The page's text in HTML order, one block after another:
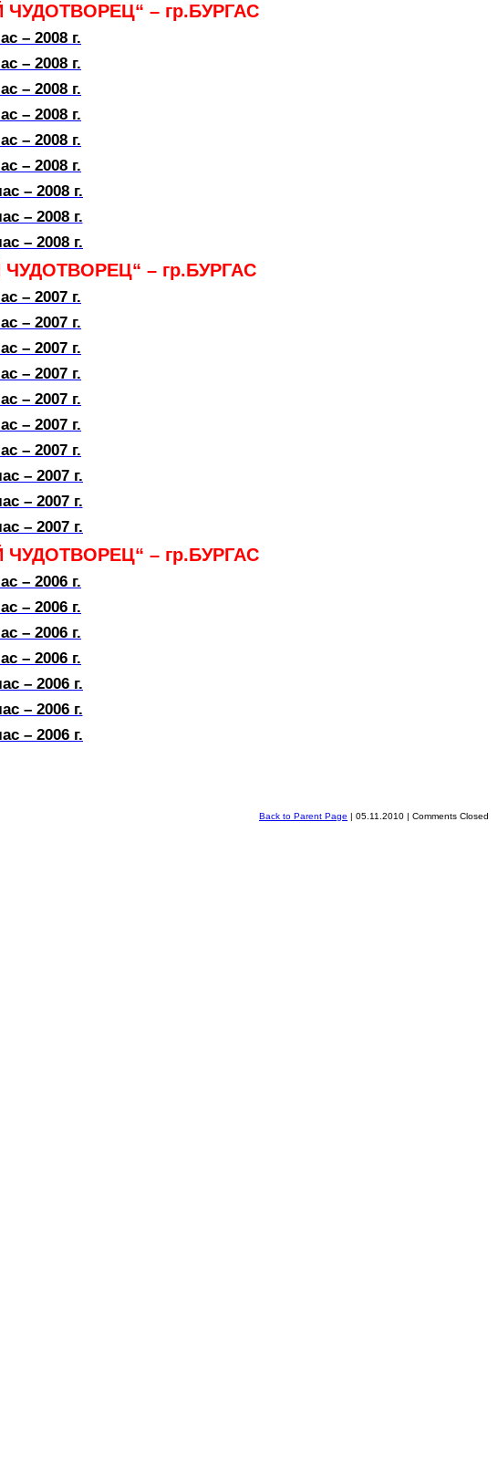
– гр.БУРГАС
– 2008 г.
– 2008 г.
– 2008 г.
– 2008 г.
– 2008 г.
– 2008 г.
– 2008 г.
– 2008 г.
– 2008 г.
– гр.БУРГАС
– 2007 г.
– 2007 г.
– 2007 г.
– 2007 г.
– 2007 г.
– 2007 г.
– 2007 г.
– 2007 г.
– 2007 г.
– 2007 г.
– гр.БУРГАС
– 2006 г.
– 2006 г.
– 2006 г.
– 2006 г.
– 2006 г.
– 2006 г.
– 2006 г.
Back to Parent Page | 05.11.2010 | Comments Closed